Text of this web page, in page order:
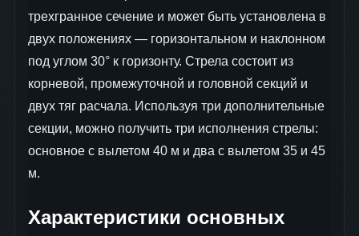
трехгранное сечение и может быть установлена в
двух положениях — горизонтальном и наклонном
под углом 30° к горизонту. Стрела состоит из
корневой, промежуточной и головной секций и
двух тяг расчала. Используя три дополнительные
секции, можно получить три исполнения стрелы:
основное с вылетом 40 м и два с вылетом 35 и 45
м.
Характеристики основных